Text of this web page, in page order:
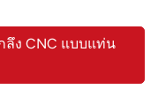
ลึง CNC แบบแท่น